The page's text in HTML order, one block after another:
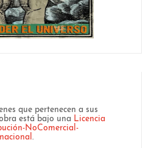
que pertenecen a sus
está bajo una Licencia
NoComercial-
.